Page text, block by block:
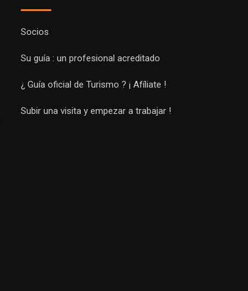
Socios
Su guía : un profesional acreditado
¿ Guía oficial de Turismo ? ¡ Afíliate !
Subir una visita y empezar a trabajar !